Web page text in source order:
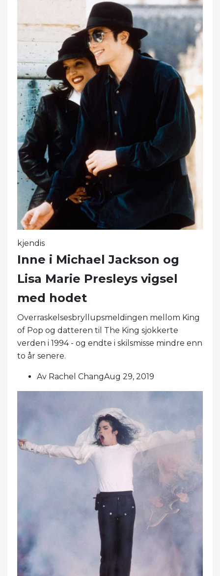
kjendis
Inne i Michael Jackson og
Lisa Marie Presleys vigsel
med hodet
Overraskelsesbryllupsmeldingen mellom King
of Pop og datteren til The King sjokkerte
verden i 1994 - og endte i skilsmisse mindre enn
to år senere.
Av Rachel ChangAug 29, 2019